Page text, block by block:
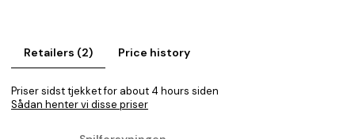
Retailers (2) Price history
Priser sidst tjekket for about 4 hours siden
Sådan henter vi disse priser